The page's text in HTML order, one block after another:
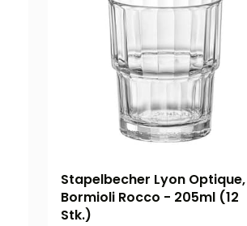
Stapelbecher Lyon Optique,
Bormioli Rocco - 205ml (12
Stk.)